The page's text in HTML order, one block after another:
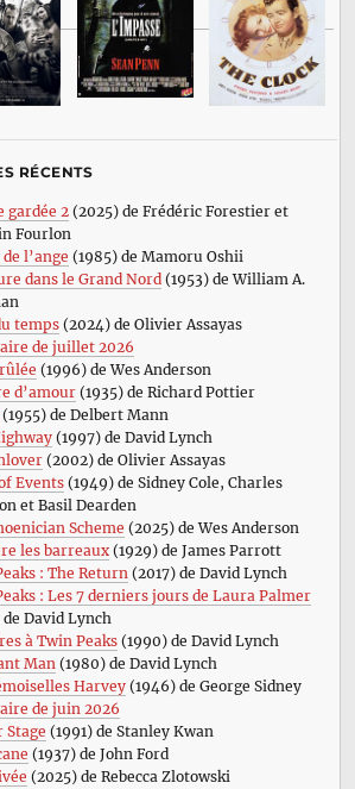
RÉCENTS
gardée 2(2025) de Frédéric Forestier et
Fourlon
l’ange (1985) de Mamoru Oshii
dans le Grand Nord(1953) de William A.
temps(2024) de Olivier Assayas
de juillet 2026
(1996) de Wes Anderson
d’amour(1935) de Richard Pottier
de Delbert Mann
(1997) de David Lynch
(2002) de Olivier Assayas
Events(1949) de Sidney Cole, Charles
et Basil Dearden
Scheme (2025) de Wes Anderson
les barreaux(1929) de James Parrott
: The Return(2017) de David Lynch
: Les 7 derniers jours de Laura Palmer
de David Lynch
à Twin Peaks(1990) de David Lynch
Man(1980) de David Lynch
Harvey(1946) de George Sidney
de juin 2026
Stage (1991) de Stanley Kwan
(1937) de John Ford
(2025) de Rebecca Zlotowski